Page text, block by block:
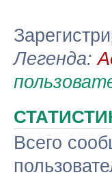
Легенда:
Всего